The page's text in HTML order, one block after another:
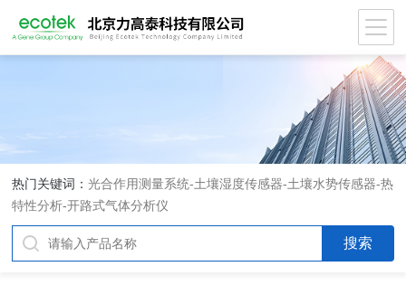
热门关键词：光合作用测量系统-土壤湿度传感器-土壤水势传感器-热
特性分析-开路式气体分析仪